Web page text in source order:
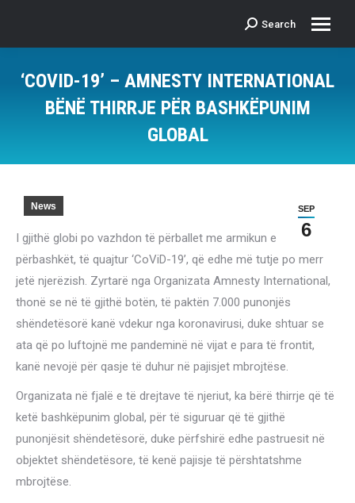
Search:
Search
‘COVID-19’ – AMNESTY INTERNATIONAL
BËNË THIRRJE PËR BASHKËPUNIM
GLOBAL
SEP
6
News
I gjithë globi po vazhdon të përballet me armikun e
përbashkët, të quajtur ‘CoViD-19’, që edhe më tutje po merr
jetë njerëzish. Zyrtarë nga Organizata Amnesty International,
thonë se në të gjithë botën, të paktën 7.000 punonjës
shëndetësorë kanë vdekur nga koronavirusi, duke shtuar se
ata që po luftojnë me pandeminë në vijat e para të frontit,
kanë nevojë për qasje të duhur në pajisjet mbrojtëse.
Organizata në fjalë e të drejtave të njeriut, ka bërë thirrje që të
ketë bashkëpunim global, për të siguruar që të gjithë
punonjësit shëndetësorë, duke përfshirë edhe pastruesit në
objektet shëndetësore, të kenë pajisje të përshtatshme
mbrojtëse.